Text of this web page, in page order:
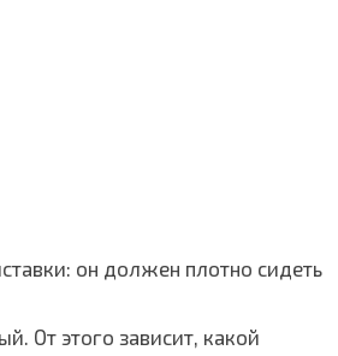
он должен плотно сидеть
От этого зависит, какой